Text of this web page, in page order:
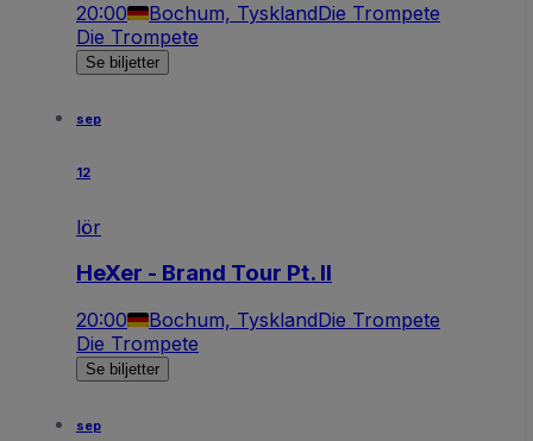
20:00 Bochum, TysklandDie Trompete
Die Trompete
Se biljetter
sep
12
lör
HeXer - Brand Tour Pt. II
20:00 Bochum, TysklandDie Trompete
Die Trompete
Se biljetter
sep